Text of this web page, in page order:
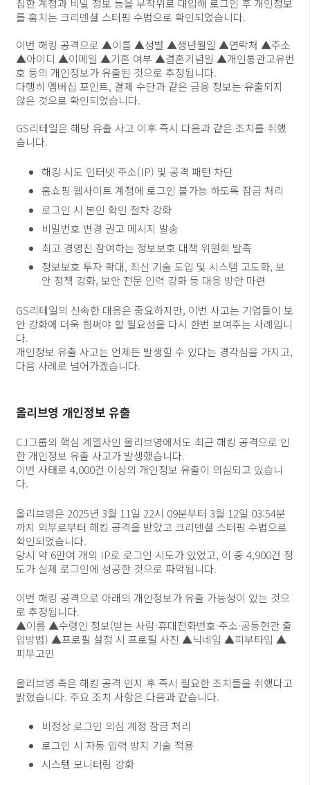
집한 계정과 비밀 정보 등을 무작위로 대입해 로그인 후 개인정보
를 훔치는 크리덴셜 스터핑 수법으로 확인되었습니다.
이번 해킹 공격으로 ▲이름 ▲성별 ▲생년월일 ▲연락처 ▲주소
▲아이디 ▲이메일 ▲기혼 여부 ▲결혼기념일 ▲개인통관고유번
호 등의 개인정보가 유출된 것으로 추정됩니다.
다행히 멤버십 포인트, 결제 수단과 같은 금융 정보는 유출되지
않은 것으로 확인되었습니다.
GS리테일은 해당 유출 사고 이후 즉시 다음과 같은 조치를 취했
습니다.
해킹 시도 인터넷 주소(IP) 및 공격 패턴 차단
홈쇼핑 웹사이트 계정에 로그인 불가능 하도록 잠금 처리
로그인 시 본인 확인 절차 강화
비밀번호 변경 권고 메시지 발송
최고 경영진 참여하는 정보보호 대책 위원회 발족
정보보호 투자 확대, 최신 기술 도입 및 시스템 고도화, 보
안 정책 강화, 보안 전문 인력 강화 등 대응 방안 마련
GS리테일의 신속한 대응은 중요하지만, 이번 사고는 기업들이 보
안 강화에 더욱 힘써야 할 필요성을 다시 한번 보여주는 사례입니
다.
개인정보 유출 사고는 언제든 발생할 수 있다는 경각심을 가지고,
다음 사례로 넘어가겠습니다.
올리브영 개인정보 유출
CJ그룹의 핵심 계열사인 올리브영에서도 최근 해킹 공격으로 인
한 개인정보 유출 사고가 발생했습니다.
이번 사태로 4,000건 이상의 개인정보 유출이 의심되고 있습니
다.
올리브영은 2025년 3월 11일 22시 09분부터 3월 12일 03:54분
까지 외부로부터 해킹 공격을 받았고 크리덴셜 스터핑 수법으로
확인되었습니다.
당시 약 6만여 개의 IP로 로그인 시도가 있었고, 이 중 4,900건 정
도가 실제 로그인에 성공한 것으로 파악됩니다.
이번 해킹 공격으로 아래의 개인정보가 유출 가능성이 있는 것으
로 추정됩니다.
▲이름 ▲수령인 정보(받는 사람·휴대전화번호·주소·공동현관 출
입방법) ▲프로필 설정 시 프로필 사진 ▲닉네임 ▲피부타입 ▲
피부고민
올리브영 측은 해킹 공격 인지 후 즉시 필요한 조치들을 취했다고
밝혔습니다. 주요 조치 사항은 다음과 같습니다.
비정상 로그인 의심 계정 잠금 처리
로그인 시 자동 입력 방지 기술 적용
시스템 모니터링 강화